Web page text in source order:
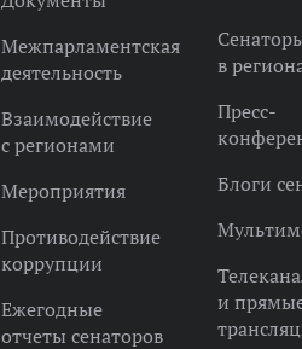
Межпарламентская
деятельность
Взаимодействие
с регионами
Мероприятия
Противодействие
коррупции
Ежегодные
отчеты сенаторов
в
Пресс-
Блоги
и